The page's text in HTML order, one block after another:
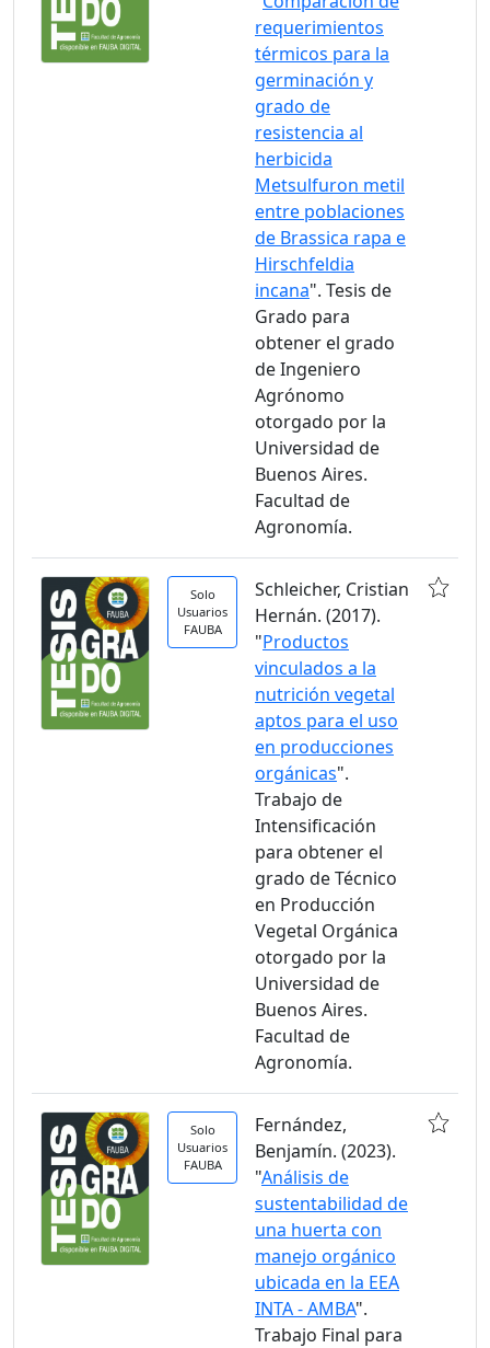
requerimientos
térmicos para la
germinación y
grado de
resistencia al
herbicida
Metsulfuron metil
entre poblaciones
de Brassica rapa e
Hirschfeldia
incana". Tesis de
Grado para
obtener el grado
de Ingeniero
Agrónomo
otorgado por la
Universidad de
Buenos Aires.
Facultad de
Agronomía.
Solo
Usuarios
FAUBA
Schleicher, Cristian
Hernán. (2017).
"Productos
vinculados a la
nutrición vegetal
aptos para el uso
en producciones
orgánicas".
Trabajo de
Intensificación
para obtener el
grado de Técnico
en Producción
Vegetal Orgánica
otorgado por la
Universidad de
Buenos Aires.
Facultad de
Agronomía.
Solo
Usuarios
FAUBA
Fernández,
Benjamín. (2023).
"Análisis de
sustentabilidad de
una huerta con
manejo orgánico
ubicada en la EEA
INTA - AMBA".
Trabajo Final para